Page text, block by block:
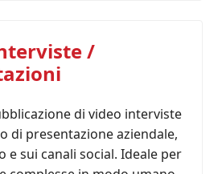
/
di video interviste
di presentazione aziendale,
e sui canali social. Ideale per